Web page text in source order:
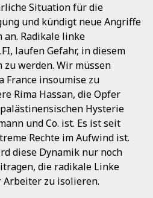
Situation für die
und kündigt neue Angriffe
Radikale linke
laufen Gefahr, in diesem
werden. Wir müssen
France insoumise zu
Rima Hassan, die Opfer
Hysterie
und Co. ist. Es ist seit
Rechte im Aufwind ist.
diese Dynamik nur noch
die radikale Linke
zu isolieren.